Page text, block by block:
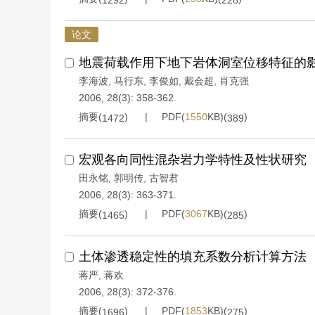
论文
地震荷载作用下地下岩体洞室位移特征的
李海波 马行东 李俊如 戴会超
肖克强
2006, 28(3): 358-362.
摘要(1472) PDF(1550KB)(389)
宏观各向同性混杂岩力学特性及性状研究
田永铭 郭明传 古智君
2006, 28(3): 363-371.
摘要(1465) PDF(3067KB)(285)
土体渗透稳定性的填充系数分析计算方法
蒋严 蒋欢
2006, 28(3): 372-376.
摘要(1696) PDF(1853KB)(275)